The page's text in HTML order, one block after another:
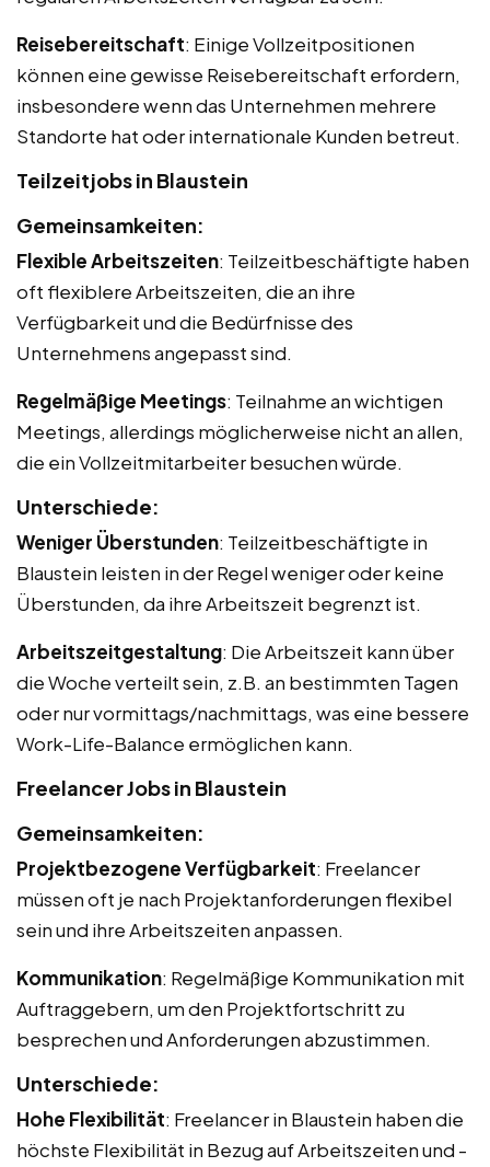
Reisebereitschaft: Einige Vollzeitpositionen
können eine gewisse Reisebereitschaft erfordern,
insbesondere wenn das Unternehmen mehrere
Standorte hat oder internationale Kunden betreut.
Teilzeitjobs in Blaustein
Gemeinsamkeiten:
Flexible Arbeitszeiten: Teilzeitbeschäftigte haben
oft flexiblere Arbeitszeiten, die an ihre
Verfügbarkeit und die Bedürfnisse des
Unternehmens angepasst sind.
Regelmäßige Meetings: Teilnahme an wichtigen
Meetings, allerdings möglicherweise nicht an allen,
die ein Vollzeitmitarbeiter besuchen würde.
Unterschiede:
Weniger Überstunden: Teilzeitbeschäftigte in
Blaustein leisten in der Regel weniger oder keine
Überstunden, da ihre Arbeitszeit begrenzt ist.
Arbeitszeitgestaltung: Die Arbeitszeit kann über
die Woche verteilt sein, z.B. an bestimmten Tagen
oder nur vormittags/nachmittags, was eine bessere
Work-Life-Balance ermöglichen kann.
Freelancer Jobs in Blaustein
Gemeinsamkeiten:
Projektbezogene Verfügbarkeit: Freelancer
müssen oft je nach Projektanforderungen flexibel
sein und ihre Arbeitszeiten anpassen.
Kommunikation: Regelmäßige Kommunikation mit
Auftraggebern, um den Projektfortschritt zu
besprechen und Anforderungen abzustimmen.
Unterschiede:
Hohe Flexibilität: Freelancer in Blaustein haben die
höchste Flexibilität in Bezug auf Arbeitszeiten und -